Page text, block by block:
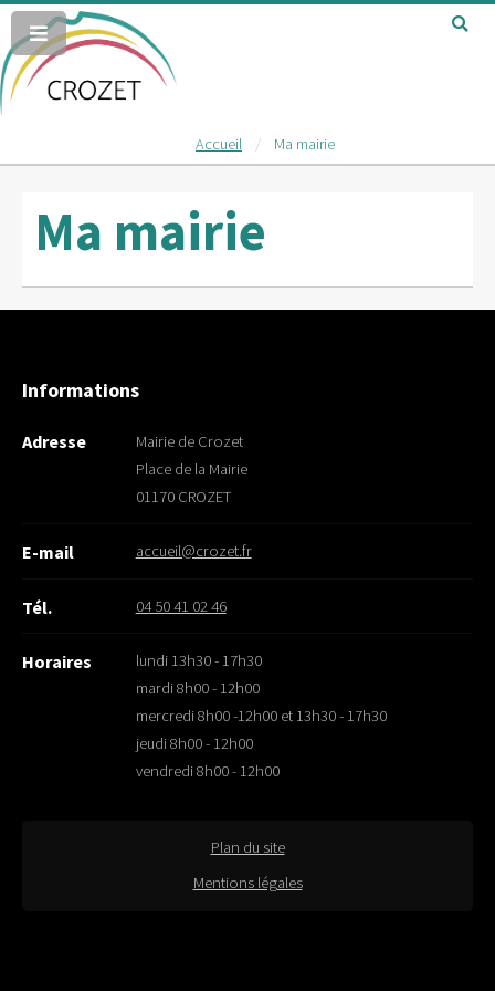
Accueil Ma mairie
Ma mairie
Informations
Adresse
Mairie de Crozet
Place de la Mairie
01170 CROZET
E-mail accueil@crozet.fr
Tél. 04 50 41 02 46
Horaires
lundi 13h30 - 17h30
mardi 8h00 - 12h00
mercredi 8h00 -12h00 et 13h30 - 17h30
jeudi 8h00 - 12h00
vendredi 8h00 - 12h00
Plan du site
Mentions légales